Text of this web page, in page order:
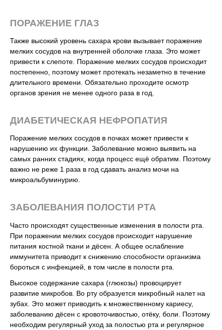
ПОРАЖЕНИЕ ГЛАЗ
Также высокий уровень сахара крови вызывает поражение
мелких сосудов на внутренней оболочке глаза. Это может
привести к слепоте. Поражение мелких сосудов происходит
постепенно, поэтому может протекать незаметно в течение
длительного времени. Обязательно проходите осмотр
органов зрения не менее одного раза в год.
ДИАБЕТИЧЕСКАЯ НЕФРОПАТИЯ
Поражение мелких сосудов в почках может привести к
нарушению их функции. Заболевание можно выявить на
самых ранних стадиях, когда процесс ещё обратим. Поэтому
важно не реже 1 раза в год сдавать анализ мочи на
микроальбуминурию.
ЗАБОЛЕВАНИЯ ПОЛОСТИ РТА
Часто происходят существенные изменения в полости рта.
При поражении мелких сосудов происходит нарушение
питания костной ткани и дёсен. А общее ослабление
иммунитета приводит к снижению способности организма
бороться с инфекцией, в том числе в полости рта.
Высокое содержание сахара (глюкозы) провоцирует
развитие микробов. Во рту образуется микробный налет на
зубах. Это может приводить к множественному кариесу,
заболеванию дёсен с кровоточивостью, отёку, боли. Поэтому
необходим регулярный уход за полостью рта и регулярное